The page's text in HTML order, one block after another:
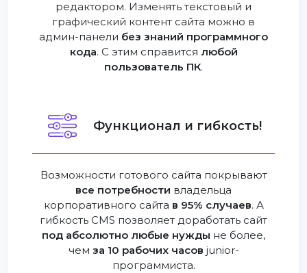
редактором. Изменять текстовый и
графический контент сайта можно в
админ-панели без знаний программного
кода. С этим справится любой
пользователь ПК.
Функционал и гибкость!
Возможности готового сайта покрывают
все потребности владельца
корпоративного сайта в 95% случаев. А
гибкость CMS позволяет доработать сайт
под абсолютно любые нужды не более,
чем за 10 рабочих часов junior-
программиста.